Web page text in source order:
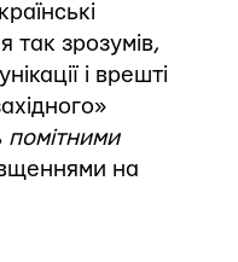
так зрозумів,
і врешті
помітними
на